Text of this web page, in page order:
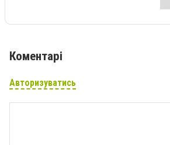
Коментарі
Авторизуватись